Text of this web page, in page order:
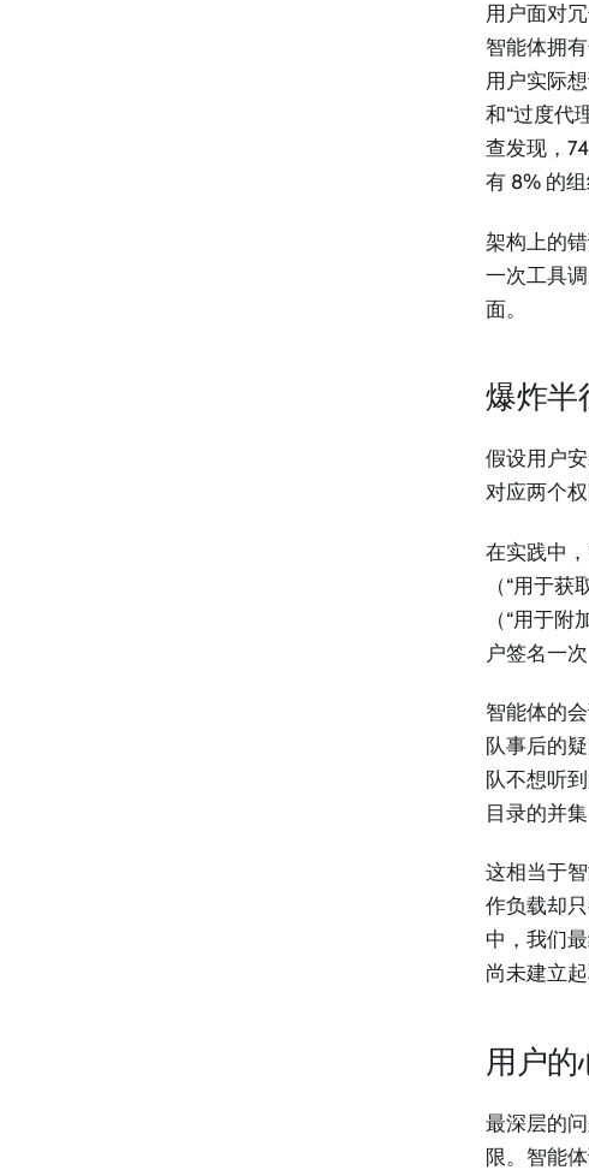
用户面对
智能体拥
用户实际
和“过度代
查发现，
有 8% 的
架构上的
一次工具
面。
爆炸半
假设用户
对应两个
在实践中
（“用于
（“用于
户签名一
智能体的
队事后的
队不想听
目录的并
这相当于
作负载却
中，我们
尚未建立起
用户
最深层的
限。智能